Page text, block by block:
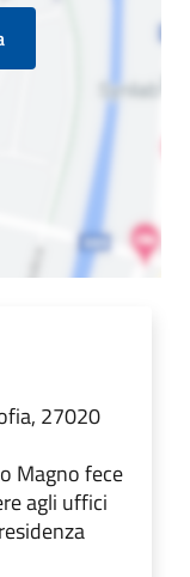
27020
Magno fece
agli uffici